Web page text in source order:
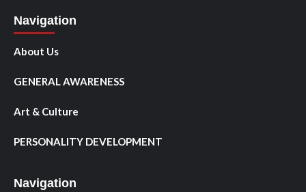
Navigation
About Us
GENERAL AWARENESS
Art & Culture
PERSONALITY DEVELOPMENT
Navigation